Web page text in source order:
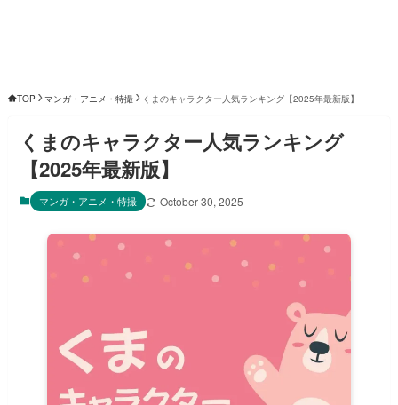
TOP マンガ・アニメ・特撮 くまのキャラクター人気ランキング【2025年最新版】
くまのキャラクター人気ランキング
【2025年最新版】
マンガ・アニメ・特撮 October 30, 2025